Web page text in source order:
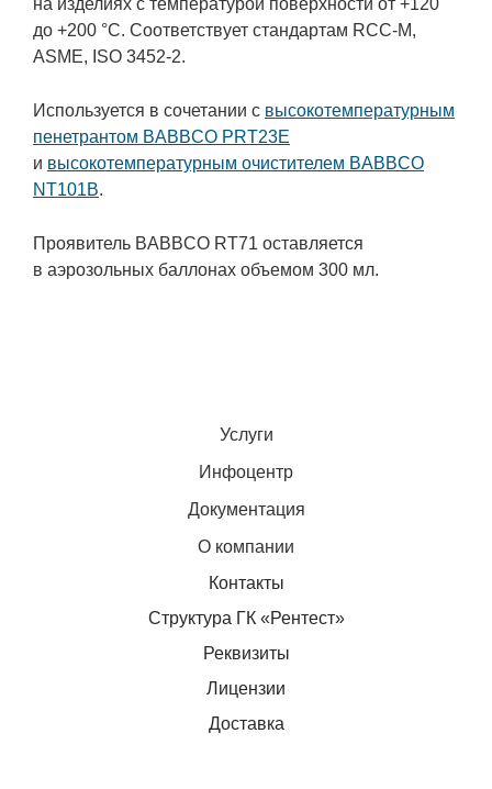
на изделиях с температурой поверхности от +120
до +200 °С. Соответствует стандартам RCC-M,
ASME, ISO 3452-2.
Используется в сочетании с высокотемпературным
пенетрантом BABBCO PRT23E
и высокотемпературным очистителем BABBCO
NT101B.
Проявитель BABBCO RT71 оставляется
в аэрозольных баллонах объемом 300 мл.
Услуги
Инфоцентр
Документация
О компании
Контакты
Структура ГК «Рентест»
Реквизиты
Лицензии
Доставка